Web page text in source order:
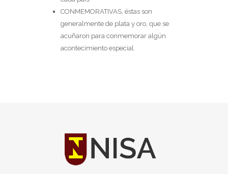
CONMEMORATIVAS, éstas son
generalmente de plata y oro, que se
acuñaron para conmemorar algún
acontecimiento especial.